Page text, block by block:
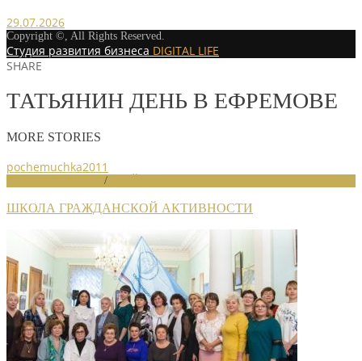
29.07.2026
Copyright ©, All Rights Reserved.
Студия развития бизнеса DIGITAL LIFE
SHARE
ТАТЬЯНИН ДЕНЬ В ЕФРЕМОВЕ
MORE STORIES
pochemuchka2011
/
ШКОЛА ГРАЖДАНСКОЙ АКТИВНОСТИ